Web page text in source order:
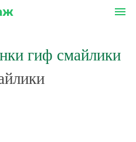
menu
гиф смайлики